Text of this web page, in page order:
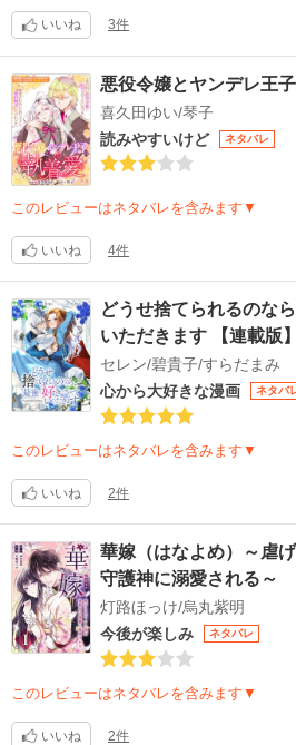
いいね 3件
悪役令嬢とヤンデレ王
喜久田ゆい/琴子
読みやすいけど
ネタバレ
このレビューはネタバレを含みます▼
いいね 4件
どうせ捨てられるのな
いただきます 【連載版】
セレン/碧貴子/すらだまみ
心から大好きな漫画
ネタバ
このレビューはネタバレを含みます▼
いいね 2件
華嫁（はなよめ）～虐
守護神に溺愛される～
灯路ほっけ/烏丸紫明
今後が楽しみ
ネタバレ
このレビューはネタバレを含みます▼
いいね 2件